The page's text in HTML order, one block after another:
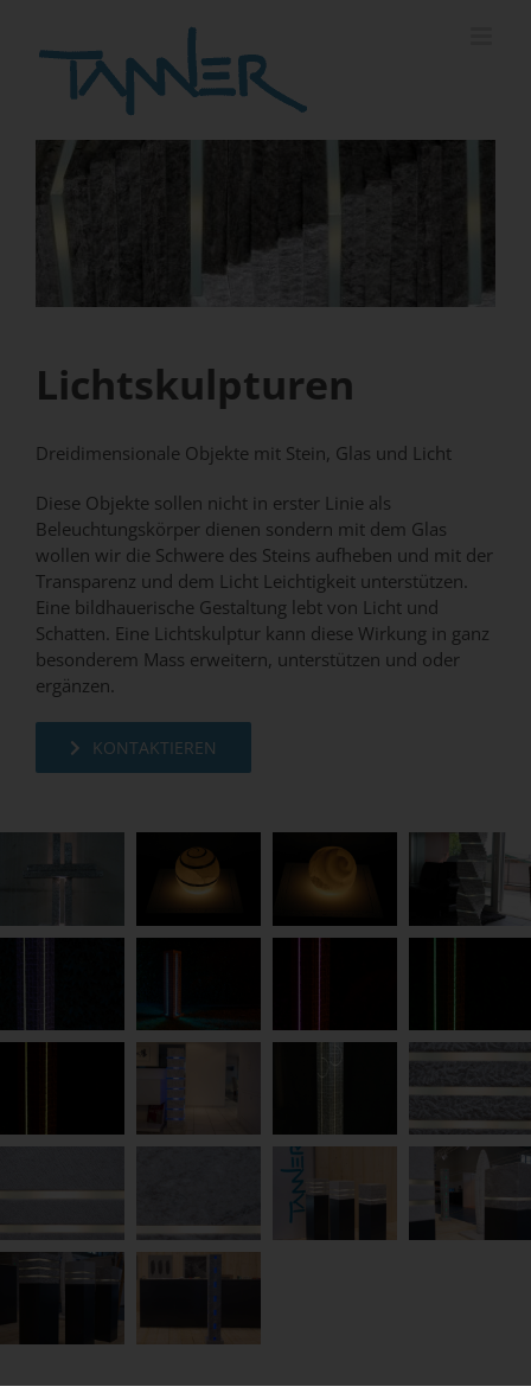
springen
Lichtskulpturen
Dreidimensionale Objekte mit Stein, Glas und Licht
Diese Objekte sollen nicht in erster Linie als
Beleuchtungskörper dienen sondern mit dem Glas
wollen wir die Schwere des Steins aufheben und mit der
Transparenz und dem Licht Leichtigkeit unterstützen.
Eine bildhauerische Gestaltung lebt von Licht und
Schatten. Eine Lichtskulptur kann diese Wirkung in ganz
besonderem Mass erweitern, unterstützen und oder
ergänzen.
KONTAKTIEREN